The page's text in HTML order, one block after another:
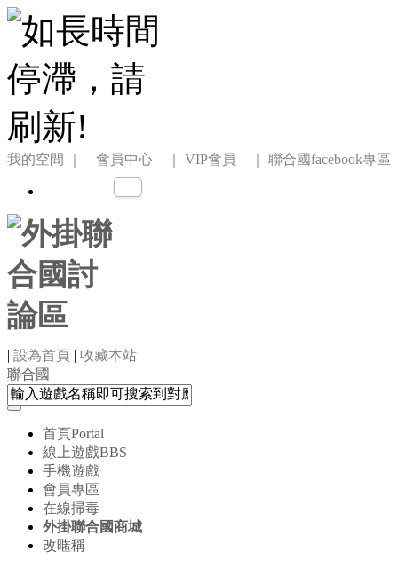
我的空間 ｜ 會員中心 ｜ VIP會員 ｜ 聯合國facebook專區
| 設為首頁 | 收藏本站
聯合國
首頁Portal
線上遊戲BBS
手機遊戲
會員專區
在線掃毒
外掛聯合國商城
改暱稱